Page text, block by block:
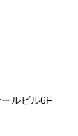
ルビル6F